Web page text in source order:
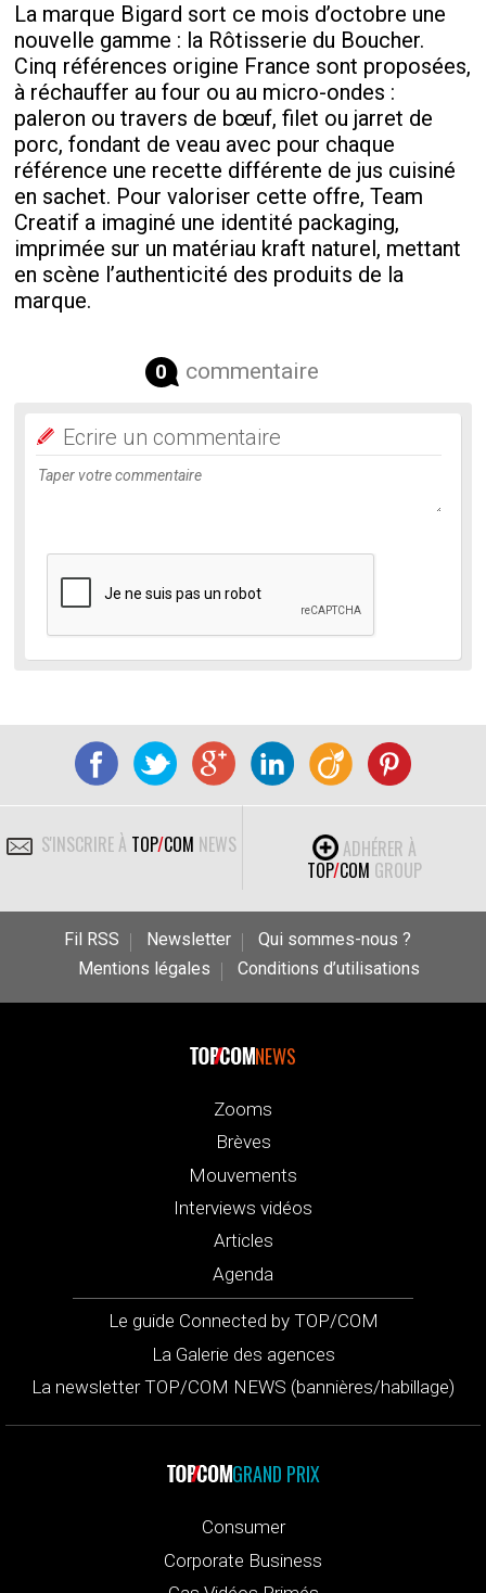
La marque Bigard sort ce mois d’octobre une
nouvelle gamme : la Rôtisserie du Boucher.
Cinq références origine France sont proposées,
à réchauffer au four ou au micro-ondes :
paleron ou travers de bœuf, filet ou jarret de
porc, fondant de veau avec pour chaque
référence une recette différente de jus cuisiné
en sachet. Pour valoriser cette offre, Team
Creatif a imaginé une identité packaging,
imprimée sur un matériau kraft naturel, mettant
en scène l’authenticité des produits de la
marque.
0 commentaire
Ecrire un commentaire
S'INSCRIRE À TOP/COM NEWS
ADHÉRER À
TOP/COM GROUP
Fil RSS Newsletter
Qui sommes-nous ?
Mentions légales
Conditions d’utilisations
NEWS
Zooms
Brèves
Mouvements
Interviews vidéos
Articles
Agenda
Le guide Connected by TOP/COM
La Galerie des agences
La newsletter TOP/COM NEWS (bannières/habillage)
GRAND PRIX
Consumer
Corporate Business